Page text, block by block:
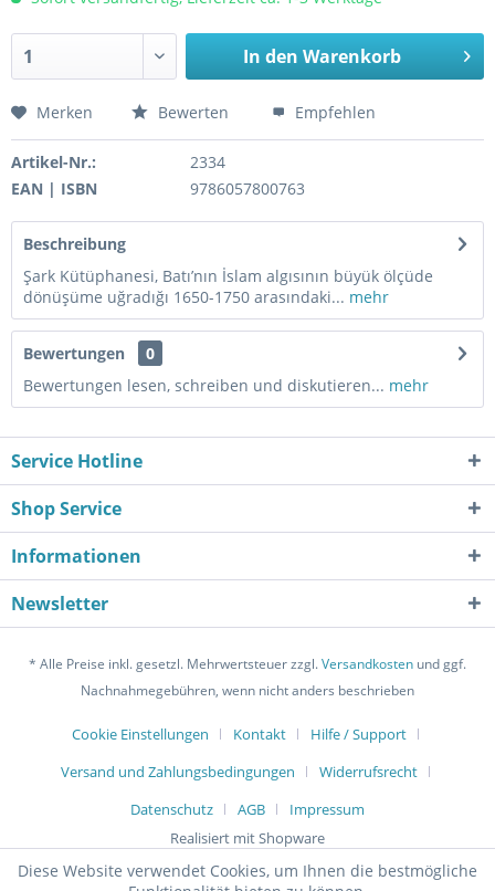
In den Warenkorb
Merken Bewerten Empfehlen
Artikel-Nr.:
2334
EAN | ISBN
9786057800763
Beschreibung
Şark Kütüphanesi, Batı’nın İslam algısının büyük ölçüde
dönüşüme uğradığı 1650-1750 arasındaki... mehr
Bewertungen
0
Bewertungen lesen, schreiben und diskutieren... mehr
Service Hotline
Shop Service
Informationen
Newsletter
* Alle Preise inkl. gesetzl. Mehrwertsteuer zzgl.Versandkosten und ggf.
Nachnahmegebühren, wenn nicht anders beschrieben
Cookie Einstellungen Kontakt
Hilfe / Support
Versand und Zahlungsbedingungen
Widerrufsrecht
Datenschutz
AGB
Impressum
Realisiert mit Shopware
Diese Website verwendet Cookies, um Ihnen die bestmögliche